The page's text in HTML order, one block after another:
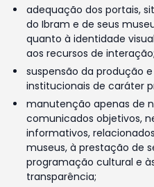
adequação dos portais,
do Ibram e de seus
quanto à identidade
aos recursos de interação;
suspensão da produção
institucionais de caráter
manutenção apenas de
comunicados objetivos,
informativos,
museus, à prestação de
programação cultural e
transparência;